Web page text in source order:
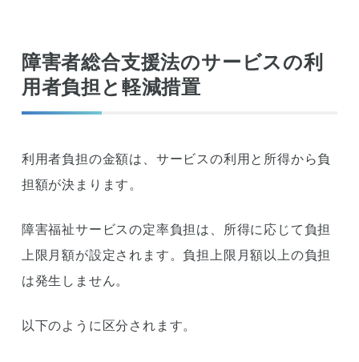
障害者総合支援法のサービスの利
用者負担と軽減措置
利用者負担の金額は、サービスの利用と所得から負
担額が決まります。
障害福祉サービスの定率負担は、所得に応じて負担
上限月額が設定されます。負担上限月額以上の負担
は発生しません。
以下のように区分されます。